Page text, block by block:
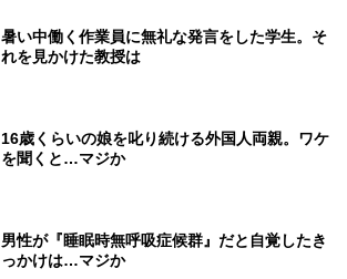
暑い中働く作業員に無礼な発言をした学生。そ
れを見かけた教授は
16歳くらいの娘を叱り続ける外国人両親。ワケ
を聞くと…マジか
男性が『睡眠時無呼吸症候群』だと自覚したき
っかけは…マジか